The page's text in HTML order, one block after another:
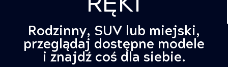
Rodzinny, SUV lub miejski,
przeglądaj dostępne modele
i znajdź coś dla siebie.